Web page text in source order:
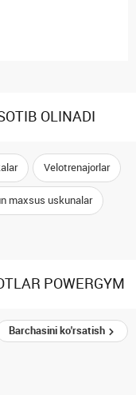
OLINADI
Velotrenajorlar
maxsus uskunalar
POWERGYM
Barchasini ko'rsatish